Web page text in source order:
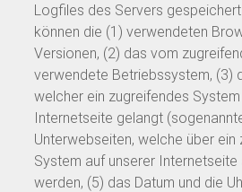
Logfiles des Servers
können die (1) verwendeten
Versionen, (2) das vom
verwendete Betriebssystem, (3)
welcher ein zugreifendes
Internetseite gelangt
Unterwebseiten, welche über ein
System auf unserer
werden, (5) das Datum und die